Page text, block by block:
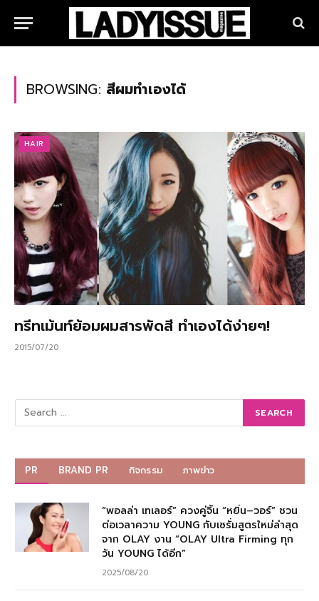
BROWSING: สีผมทำเองได้
HAIR
ทรีทเม้นท์ย้อมผมสารพัดสี ทำเองได้ง่ายๆ!
2015/07/20
PR BRAND PR กิจกรรม ภาพข่าว
“พอลล่า เทเลอร์” ควงคู่จิ้น “หยิ่น–วอร์” ชวน
ต่อเวลาความ YOUNG กับเซรั่มสูตรใหม่ล่าสุด
จาก OLAY งาน “OLAY Ultra Firming ทุก
วัน YOUNG ได้อีก”
2025/08/20